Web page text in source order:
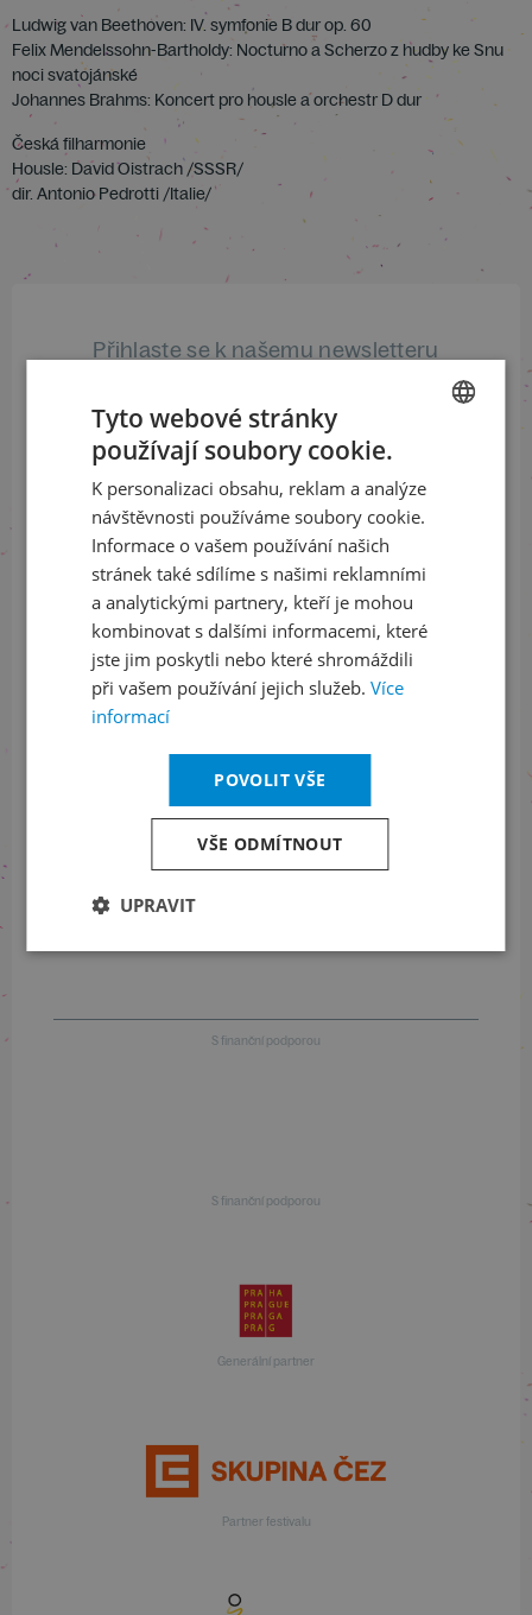
Ludwig van Beethoven: IV. symfonie B dur op. 60
Felix Mendelssohn-Bartholdy: Nocturno a Scherzo z hudby ke Snu
noci svatojánské
Johannes Brahms: Koncert pro housle a orchestr D dur
Česká filharmonie
Housle: David Oistrach /SSSR/
dir. Antonio Pedrotti /Italie/
Přihlaste se k našemu newsletteru
ODEBÍRAT NEWSLETTER
Sledujte nás na sociálních sítích
LinkedIn
flickr
Informace o stavu objednávek
+420 461 049 232
Informace o programu
+420 257 310 414
S finanční podporou
S finanční podporou
Generální partner
Partner festivalu
ENGLISH
Tyto webové stránky
používají soubory cookie.
K personalizaci obsahu, reklam a analýze
návštěvnosti používáme soubory cookie.
Informace o vašem používání našich
stránek také sdílíme s našimi reklamními
a analytickými partnery, kteří je mohou
kombinovat s dalšími informacemi, které
jste jim poskytli nebo které shromáždili
při vašem používání jejich služeb. Více
informací
POVOLIT VŠE
VŠE ODMÍTNOUT
UPRAVIT